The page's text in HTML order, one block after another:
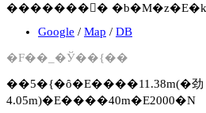
�������񍐏�
Google / Map / DB
�F��_�Ў��{��
��5�{�ȏ�E����11.38m(�劲
4.05m)�E����40m�E2000�N